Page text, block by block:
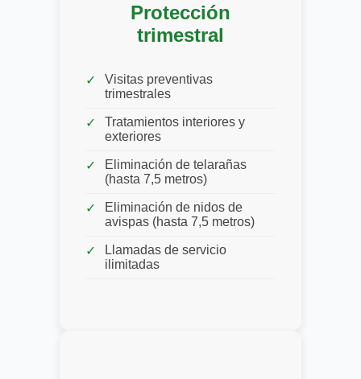
Protección
trimestral
Visitas preventivas
trimestrales
Tratamientos interiores y
exteriores
Eliminación de telarañas
(hasta 7,5 metros)
Eliminación de nidos de
avispas (hasta 7,5 metros)
Llamadas de servicio
ilimitadas